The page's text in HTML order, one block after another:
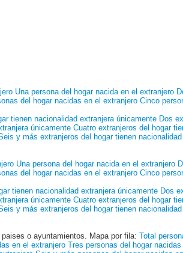
Una persona del hogar nacida en el extranjero
del hogar nacidas en el extranjero Cinco
tienen nacionalidad extranjera únicamente Dos
únicamente Cuatro extranjeros del hogar
y más extranjeros del hogar tienen
Una persona del hogar nacida en el extranjero
del hogar nacidas en el extranjero Cinco
tienen nacionalidad extranjera únicamente Dos
únicamente Cuatro extranjeros del hogar
y más extranjeros del hogar tienen
o ayuntamientos. Mapa por fila: Total
en el extranjero Tres personas del hogar